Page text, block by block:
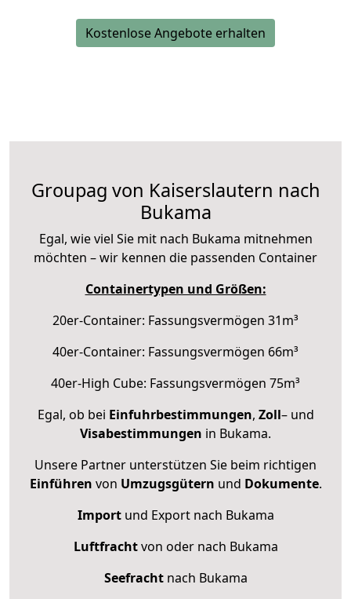
Kostenlose Angebote erhalten
Groupag von Kaiserslautern nach
Bukama
Egal, wie viel Sie mit nach Bukama mitnehmen
möchten – wir kennen die passenden Container
Containertypen und Größen:
20er-Container: Fassungsvermögen 31m³
40er-Container: Fassungsvermögen 66m³
40er-High Cube: Fassungsvermögen 75m³
Egal, ob bei Einfuhrbestimmungen, Zoll– und
Visabestimmungen in Bukama.
Unsere Partner unterstützen Sie beim richtigen
Einführen von Umzugsgütern und Dokumente.
Importund Export nach Bukama
Luftfrachtvon oder nach Bukama
Seefrachtnach Bukama